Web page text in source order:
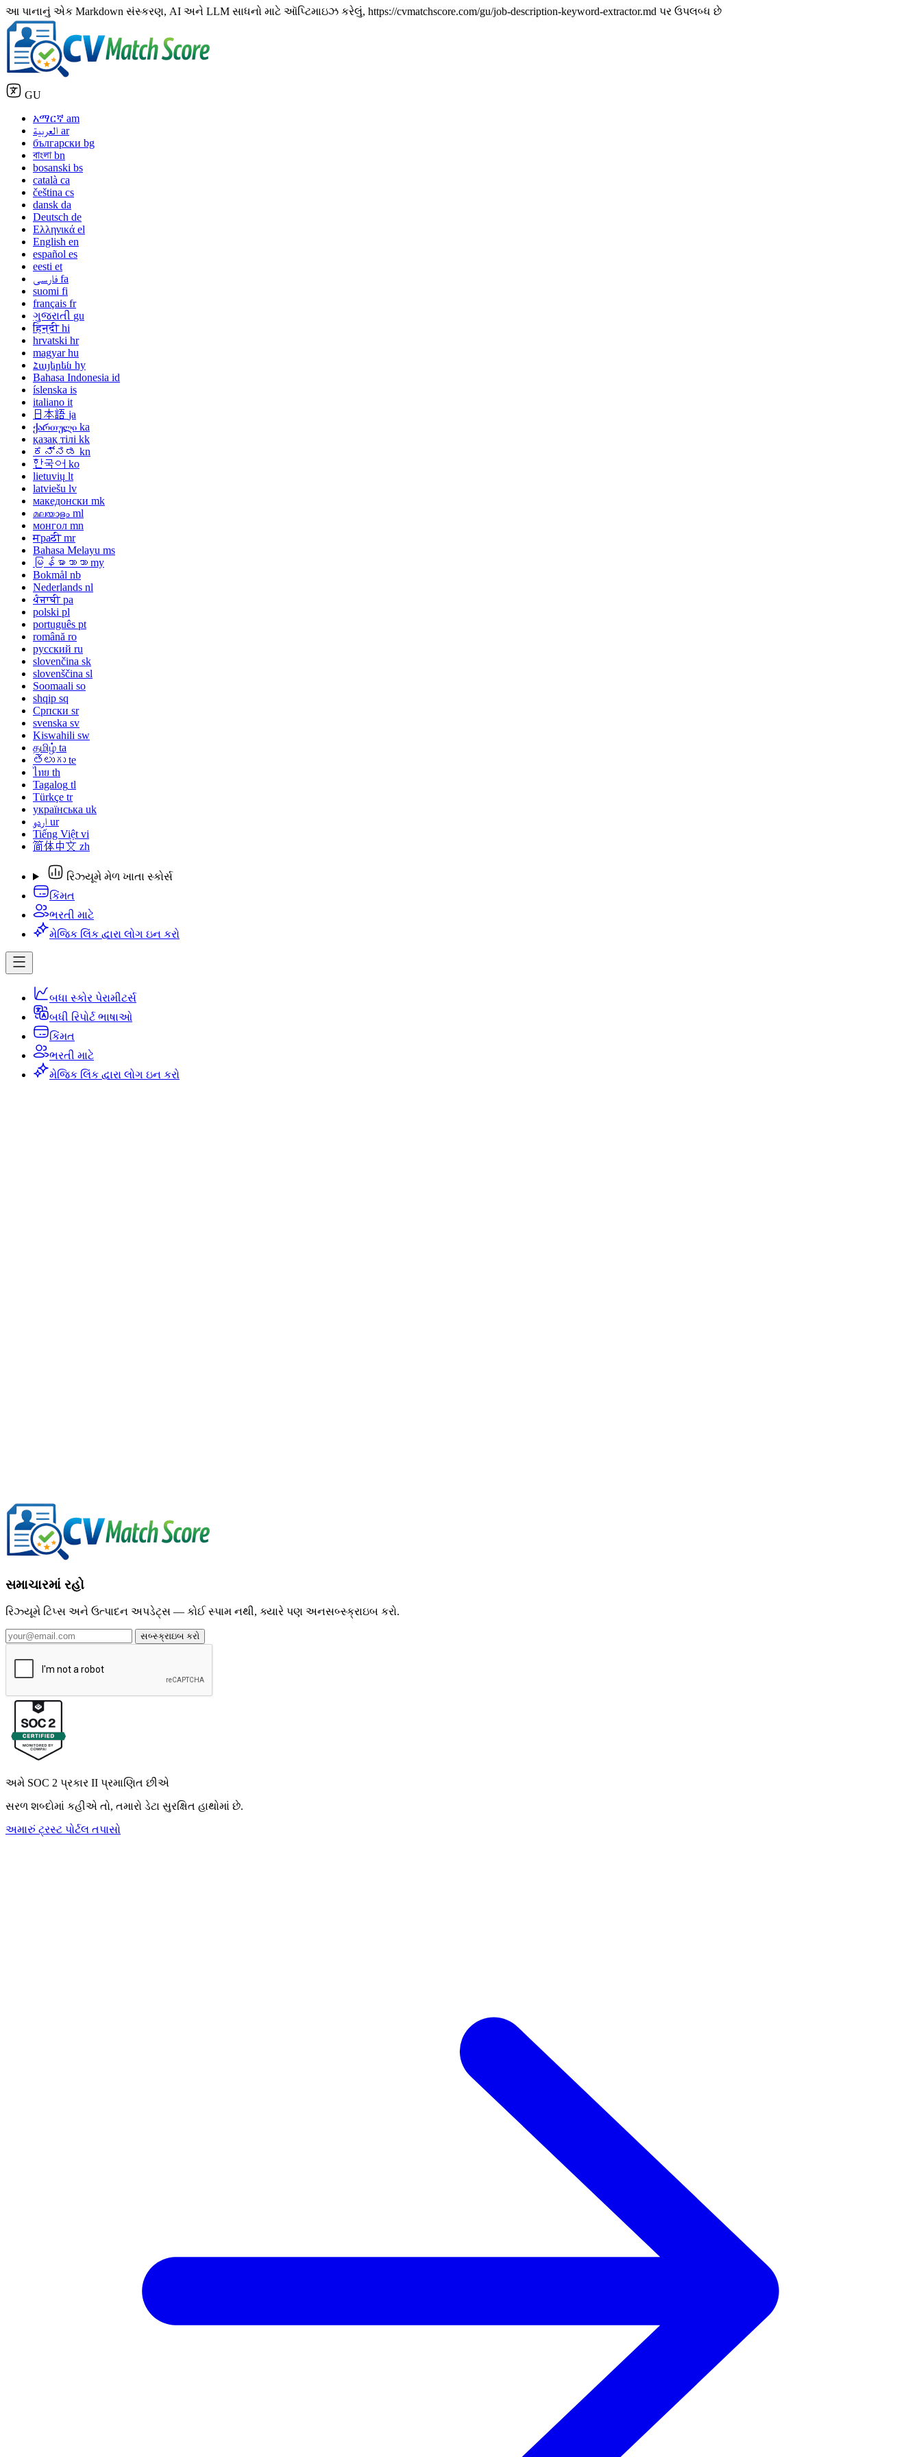
આ પાનાનું એક Markdown સંસ્કરણ, AI અને LLM સાધનો માટે ઑપ્ટિમાઇઝ કરેલું, https://cvmatchscore.com/gu/job-description-keyword-extractor.md પર ઉપલબ્ધ છે
GU
አማርኛ am
العربية ar
български bg
বাংলা bn
bosanski bs
català ca
čeština cs
dansk da
Deutsch de
Ελληνικά el
English en
español es
eesti et
فارسی fa
suomi fi
français fr
ગુજરાતી gu
हिन्दी hi
hrvatski hr
magyar hu
Հայերեն hy
Bahasa Indonesia id
íslenska is
italiano it
日本語 ja
ქართული ka
қазақ тілі kk
ಕನ್ನಡ kn
한국어 ko
lietuvių lt
latviešu lv
македонски mk
മലയാളം ml
монгол mn
मраठी mr
Bahasa Melayu ms
မြန်မာဘာသာ my
Bokmål nb
Nederlands nl
ਪੰਜਾਬੀ pa
polski pl
português pt
română ro
русский ru
slovenčina sk
slovenščina sl
Soomaali so
shqip sq
Српски sr
svenska sv
Kiswahili sw
தமிழ் ta
తెలుగు te
ไทย th
Tagalog tl
Türkçe tr
українська uk
اردو ur
Tiếng Việt vi
简体中文 zh
રિઝ્યૂમે મેળ ખાતા સ્કોર્સ
કિંમત
ભરતી માટે
મેજિક લિંક દ્વારા લોગ ઇન કરો
બધા સ્કોર પેરામીટર્સ
બધી રિપોર્ટ ભાષાઓ
કિંમત
ભરતી માટે
મેજિક લિંક દ્વારા લોગ ઇન કરો
સમાચારમાં રહો
રિઝ્યૂમે ટિપ્સ અને ઉત્પાદન અપડેટ્સ — કોઈ સ્પામ નથી, ક્યારે પણ અનસબ્સ્ક્રાઇબ કરો.
સબ્સ્ક્રાઇબ કરો
અમે SOC 2 પ્રકાર II પ્રમાણિત છીએ
સરળ શબ્દોમાં કહીએ તો, તમારો ડેટા સુરક્ષિત હાથોમાં છે.
અમારું ટ્રસ્ટ પોર્ટલ તપાસો